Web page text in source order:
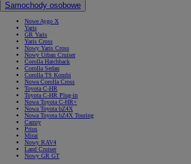
Samochody osobowe
Nowe Aygo X
Yaris
GR Yaris
Yaris Cross
Nowy Yaris Cross
Nowy Urban Cruiser
Corolla Hatchback
Corolla Sedan
Corolla TS Kombi
Nowa Corolla Cross
Toyota C-HR
Toyota C-HR Plug-in
Nowa Toyota C-HR+
Nowa Toyota bZ4X
Nowa Toyota bZ4X Touring
Camry
Prius
Mirai
Nowy RAV4
Land Cruiser
Nowy GR GT